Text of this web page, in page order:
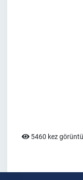
5460 kez